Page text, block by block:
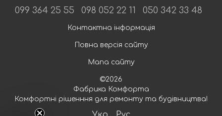
099 364 25 55 098 052 22 11 050 342 33 48
Контактна інформація
Повна версія сайту
Мапа сайту
©2026
Фабрика Комфорта
Комфортні рішенння для ремонту та будівництва!